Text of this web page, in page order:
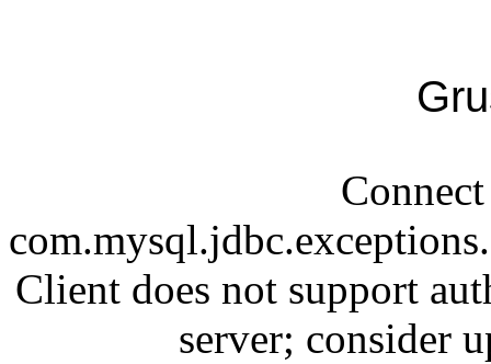
Client does not support
server; consider